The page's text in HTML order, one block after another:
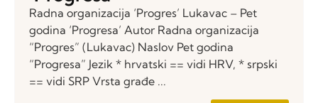
Radna organizacija ‘Progres’ Lukavac – Pet
godina ‘Progresa’ Autor Radna organizacija
“Progres” (Lukavac) Naslov Pet godina
“Progresa” Jezik * hrvatski == vidi HRV, * srpski
== vidi SRP Vrsta građe ...